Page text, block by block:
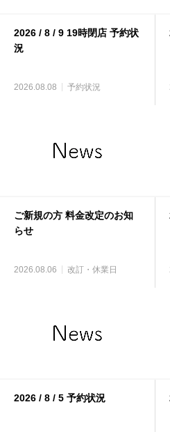
2026 / 8 / 9 19時閉店 予約状
況
2026.08.08 予約状況
ご新規の方 料金改定のお知
らせ
2026.08.06 改訂・休業日
2026 / 8 / 5 予約状況